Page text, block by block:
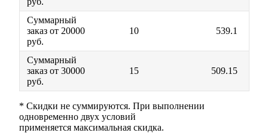
Суммарный
заказ от 20000
руб.
10 539.1
Суммарный
заказ от 30000
руб.
15 509.15
* Скидки не суммируются. При выполнении
одновременно двух условий
применяется максимальная скидка.